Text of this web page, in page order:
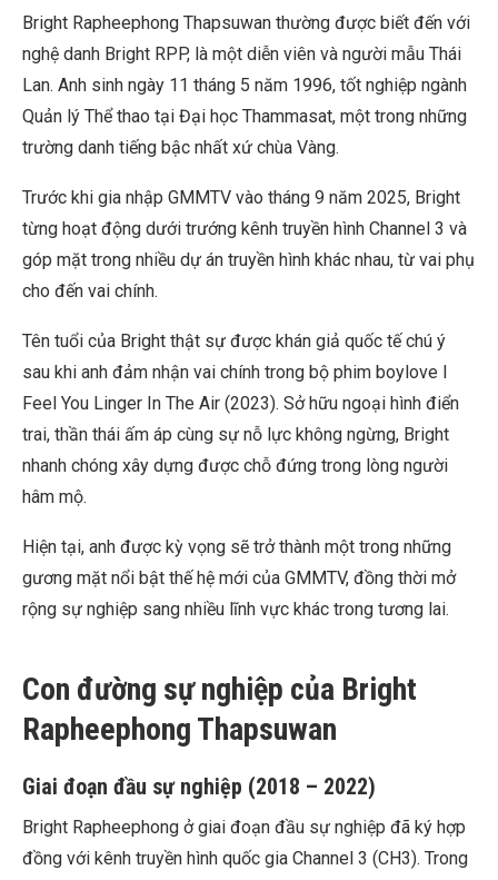
Bright Rapheephong Thapsuwan thường được biết đến với
nghệ danh Bright RPP, là một diễn viên và người mẫu Thái
Lan. Anh sinh ngày 11 tháng 5 năm 1996, tốt nghiệp ngành
Quản lý Thể thao tại Đại học Thammasat, một trong những
trường danh tiếng bậc nhất xứ chùa Vàng.
Trước khi gia nhập GMMTV vào tháng 9 năm 2025, Bright
từng hoạt động dưới trướng kênh truyền hình Channel 3 và
góp mặt trong nhiều dự án truyền hình khác nhau, từ vai phụ
cho đến vai chính.
Tên tuổi của Bright thật sự được khán giả quốc tế chú ý
sau khi anh đảm nhận vai chính trong bộ phim boylove I
Feel You Linger In The Air (2023). Sở hữu ngoại hình điển
trai, thần thái ấm áp cùng sự nỗ lực không ngừng, Bright
nhanh chóng xây dựng được chỗ đứng trong lòng người
hâm mộ.
Hiện tại, anh được kỳ vọng sẽ trở thành một trong những
gương mặt nổi bật thế hệ mới của GMMTV, đồng thời mở
rộng sự nghiệp sang nhiều lĩnh vực khác trong tương lai.
Con đường sự nghiệp của Bright
Rapheephong Thapsuwan
Giai đoạn đầu sự nghiệp (2018 – 2022)
Bright Rapheephong ở giai đoạn đầu sự nghiệp đã ký hợp
đồng với kênh truyền hình quốc gia Channel 3 (CH3). Trong